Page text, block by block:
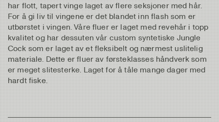
har flott, tapert vinge laget av flere seksjoner med hår.
For å gi liv til vingene er det blandet inn flash som er
utbørstet i vingen. Våre fluer er laget med revehår i topp
kvalitet og har dessuten vår custom syntetiske Jungle
Cock som er laget av et fleksibelt og nærmest uslitelig
materiale. Dette er fluer av førsteklasses håndverk som
er meget slitesterke. Laget for å tåle mange dager med
hardt fiske.